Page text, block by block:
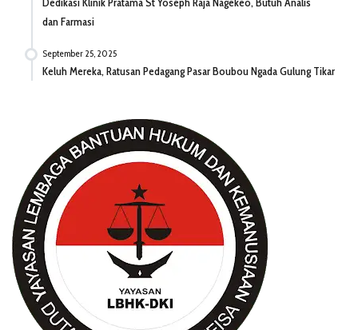
dan Farmasi
September 25, 2025
Keluh Mereka, Ratusan Pedagang Pasar Boubou Ngada Gulung Tikar